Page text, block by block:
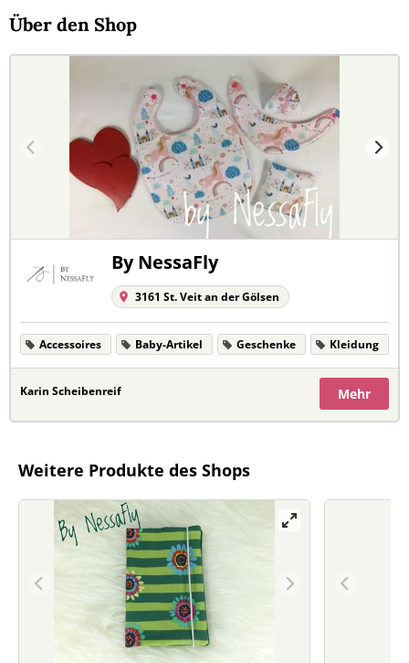
Über den Shop
By NessaFly
3161 St. Veit an der Gölsen
Accessoires Baby-Artikel Geschenke Kleidung
Karin Scheibenreif Mehr
Weitere Produkte des Shops